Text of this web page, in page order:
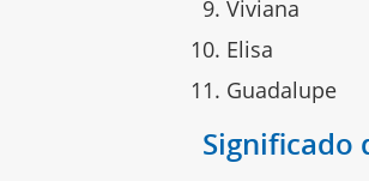
Viviana
Elisa
Guadalupe
Significado